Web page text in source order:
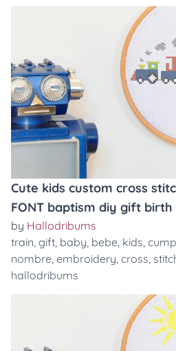
Cute kids custom cross
FONT baptism diy gift birth
by Hallodribums
train, gift, baby, bebe, kids,
nombre, embroidery, cross,
hallodribums